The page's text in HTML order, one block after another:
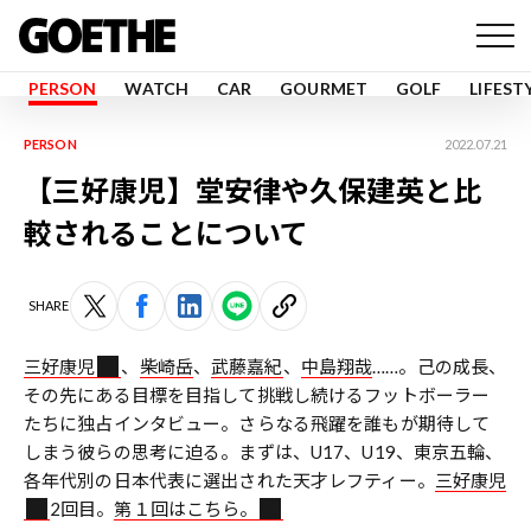
PERSON WATCH CAR GOURMET GOLF
PERSON 2022.07.21
【三好康児】堂安律や久保建英と比
較されることについて
SHARE
三好康児 、 柴崎岳、武藤嘉紀、 中島翔哉 ……。己の成長、
その先にある目標を目指して挑戦し続けるフットボーラー
たちに独占インタビュー。さらなる飛躍を誰もが期待して
しまう彼らの思考に迫る。まずは、U17、U19、東京五輪、
各年代別の日本代表に選出された天才レフティー。 三好康児
2回目。第１回はこちら。